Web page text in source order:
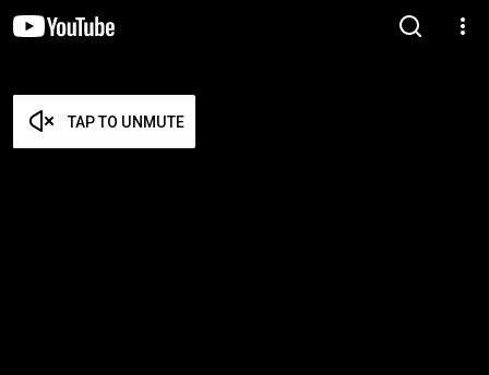
TAP TO UNMUTE